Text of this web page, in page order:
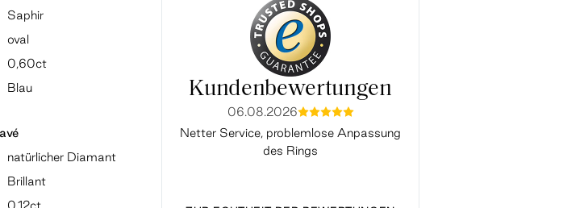
Saphir
oval
0,60ct
Blau
natürlicher Diamant
Brillant
0,12ct
Kundenbewertungen
06.08.2026mmmmm
Netter Service, problemlose Anpassung
des Rings